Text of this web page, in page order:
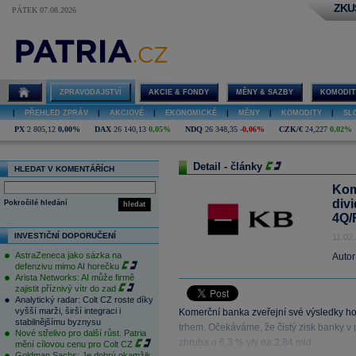
PÁTEK 07.08.2026
ZPRAVODAJSTVÍ AKCIE & FONDY MĚNY & SAZBY
PŘEHLED ZPRÁV AKCIOVÉ EKONOMICKÉ MĚNY KOMODITY
PX 2 805,12 0,00% DAX 26 140,13 0,05% NDQ 26 348,35 -0,06% CZK/€ 24,227 0,02%
HLEDAT V KOMENTÁŘÍCH
hledat
Pokročilé hledání
INVESTIČNÍ DOPORUČENÍ
AstraZeneca jako sázka na
defenzivu mimo AI horečku
Arista Networks: AI může firmě
zajistit příznivý vítr do zad
Analytický radar: Colt CZ roste díky
vyšší marži, širší integraci i
stabilnějšímu byznysu
Nové střelivo pro další růst. Patria
mění cílovou cenu pro Colt CZ
Detail - články
4Q/
Komerční banka zveřejní své výsledky
trhem. Očekáváme, že čistý zisk banky
zhruba o 6,3 % y/y na 2,84 mld.